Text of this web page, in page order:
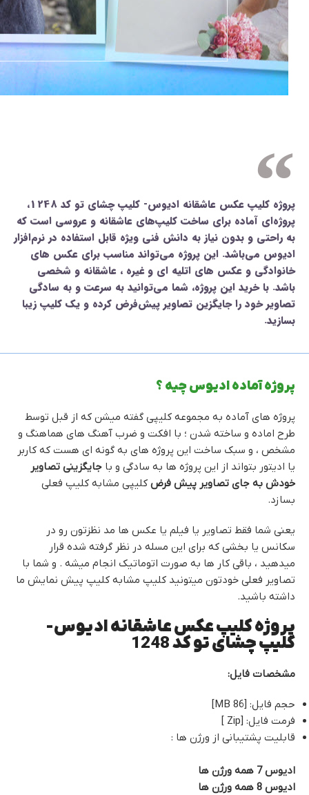
پروژه کلیپ عکس عاشقانه ادیوس- کلیپ چشای تو کد 1248،
پروژه‌ای آماده برای ساخت کلیپ‌های عاشقانه و عروسی است که
به راحتی و بدون نیاز به دانش فنی ویژه قابل استفاده در نرم‌افزار
ادیوس می‌باشد. این پروژه می‌تواند مناسب برای عکس های
خانوادگی و عکس های اتلیه ای و غیره ، عاشقانه و شخصی
باشد. با خرید این پروژه، شما می‌توانید به سرعت و به سادگی
تصاویر خود را جایگزین تصاویر پیش‌فرض کرده و یک کلیپ زیبا
بسازید.
پروژه آماده ادیوس چیه ؟
پروژه های آماده به مجموعه کلیپی گفته میشن که از قبل توسط
طرح اماده و ساخته شدن ؛ با افکت و ضرب آهنگ های هماهنگ و
مشخص ، و سبک ساخت این پروژه های به گونه ای هست که کاربر
یا ادیتور بتواند از این پروژه ها به سادگی و با جایگزینی تصاویر
خودش به جای تصاویر پیش فرض کلیپی مشابه کلیپ فعلی
بسازد.
یعنی شما فقط تصاویر یا فیلم یا عکس ها مد نظزتون رو در
سکانس یا بخشی که برای این مسله در نظر گرفته شده قرار
میدهید ، باقی کار ها به صورت اتوماتیک انجام میشه . و شما با
تصاویر فعلی خودتون میتونید کلیپ مشابه کلیپ پیش نمایش ما
داشته باشید.
پروژه کلیپ عکس عاشقانه ادیوس-
کلیپ چشای تو کد 1248
مشخصات فایل:
حجم فایل: [86 MB]
فرمت فایل: [Zip ]
قابلیت پشتیبانی از ورژن ها :
ادیوس 7 همه ورژن ها
ادیوس 8 همه ورژن ها